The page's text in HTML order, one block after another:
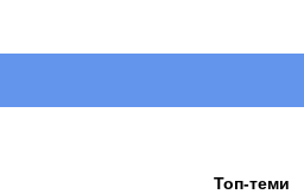
Топ-теми